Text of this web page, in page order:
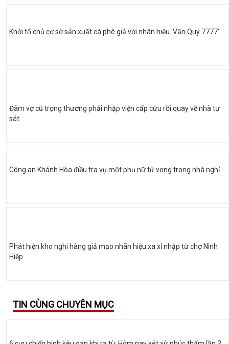
Khởi tố chủ cơ sở sản xuất cà phê giả với nhãn hiệu 'Văn Quý 7777'
Đâm vợ cũ trọng thương phải nhập viện cấp cứu rồi quay về nhà tự
sát
Công an Khánh Hòa điều tra vụ một phụ nữ tử vong trong nhà nghỉ
Phát hiện kho nghi hàng giả mạo nhãn hiệu xa xỉ nhập từ chợ Ninh
Hiệp
TIN CÙNG CHUYÊN MỤC